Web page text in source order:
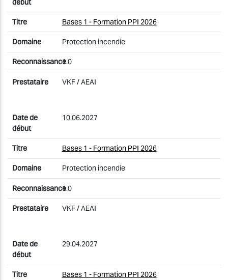
Bases 1 - Formation PPI 2026
Protection incendie
1.0
VKF / AEAI
10.06.2027
Bases 1 - Formation PPI 2026
Protection incendie
1.0
VKF / AEAI
29.04.2027
Bases 1 - Formation PPI 2026